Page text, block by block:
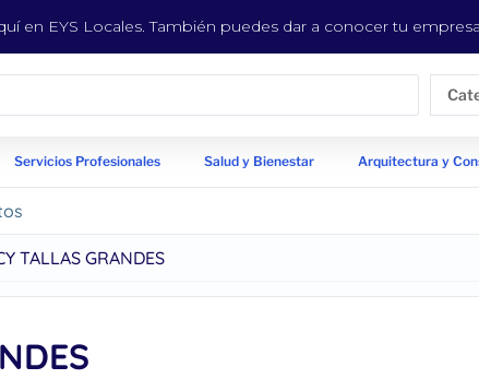
en EYS Locales. También puedes dar a conocer tu
Servicios Profesionales Salud y Bienestar Arquitectura y
TALLAS GRANDES